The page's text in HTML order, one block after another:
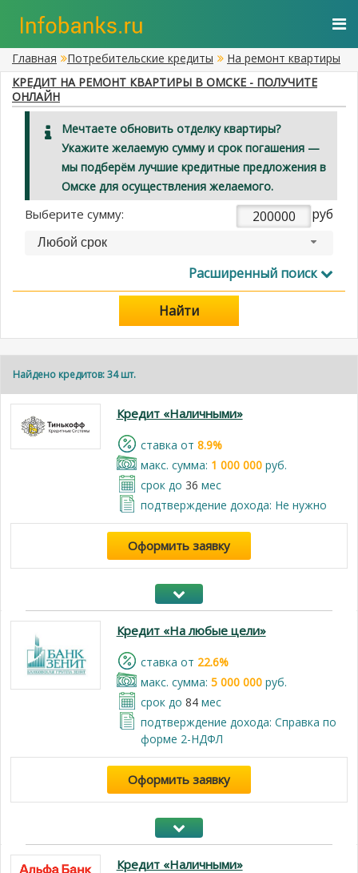
Главная Потребительские кредиты
На ремонт квартиры
КРЕДИТ НА РЕМОНТ КВАРТИРЫ В ОМСКЕ - ПОЛУЧИТЕ
ОНЛАЙН
Мечтаете обновить отделку квартиры?
Укажите желаемую сумму и срок погашения —
мы подберём лучшие кредитные предложения в
Омске для осуществления желаемого.
Выберите сумму: руб
Любой срок
Расширенный поиск
Найти
Найдено кредитов: 34 шт.
Кредит «Наличными»
cтавка от 8.9%
макс. сумма: 1 000 000руб.
срок до 36 мес
подтверждение дохода: Не нужно
Оформить заявку
Кредит «На любые цели»
cтавка от 22.6%
макс. сумма: 5 000 000руб.
срок до 84мес
подтверждение дохода: Справка по
форме 2-НДФЛ
Оформить заявку
Кредит «Наличными»